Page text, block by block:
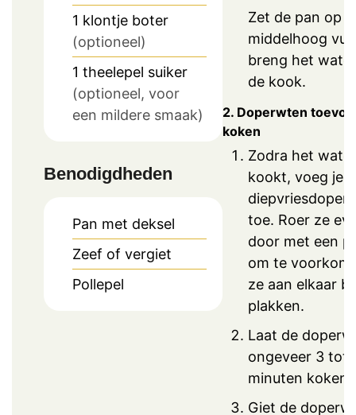
1 klontje boter
(optioneel)
1 theelepel suiker
(optioneel, voor
een mildere smaak)
Benodigdheden
Pan met deksel
Zeef of vergiet
Pollepel
Zet de pan op
middelhoog
breng het
de kook.
2. Doperwten
koken
Zodra het water
kookt, voeg je
toe. Roer ze
door met een
om te
ze aan elkaar
plakken.
Laat de
ongeveer 3 tot
minuten koken.
Giet de